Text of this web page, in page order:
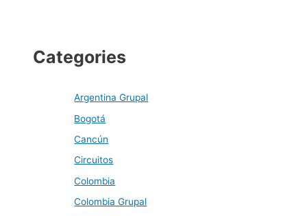
Categories
Argentina Grupal
Bogotá
Cancún
Circuitos
Colombia
Colombia Grupal